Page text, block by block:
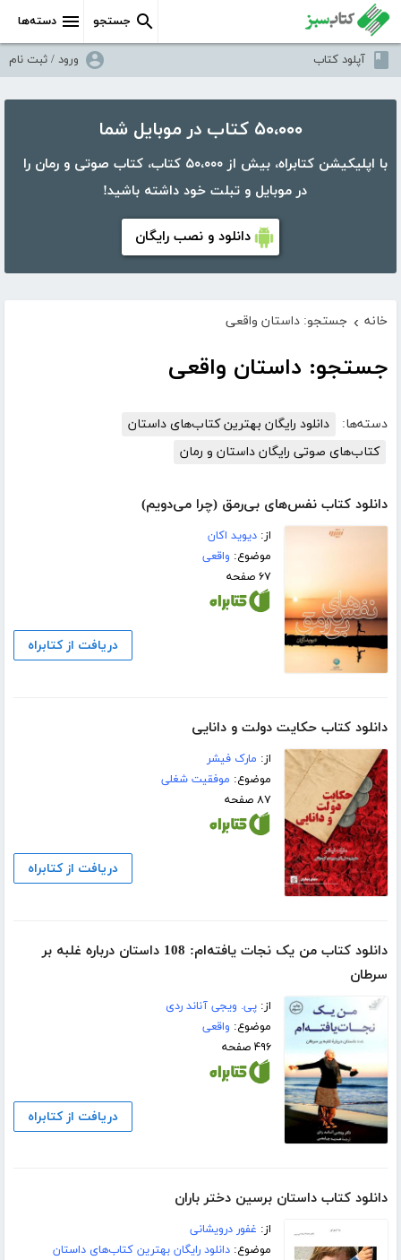
دسته‌ها جستجو
آپلود کتاب ورود / ثبت نام
۵۰،۰۰۰ کتاب در موبایل شما
با اپلیکیشن کتابراه، بیش از ۵۰،۰۰۰ کتاب، کتاب صوتی و رمان را
در موبایل و تبلت خود داشته باشید!
دانلود و نصب رایگان
خانه › جستجو: داستان واقعی
جستجو: داستان واقعی
دسته‌ها:
دانلود رایگان بهترین کتاب‌های داستان
کتاب‌های صوتی رایگان داستان و رمان
دانلود کتاب نفس‌های بی‌رمق (چرا می‌دویم)
از:دیوید اکان
موضوع: واقعی
۶۷ صفحه
دریافت از کتابراه
دانلود کتاب حکایت دولت و دانایی
از: مارک فیشر
موضوع: موفقیت شغلی
۸۷ صفحه
دریافت از کتابراه
دانلود کتاب من یک نجات یافته‌ام: 108 داستان درباره غلبه بر
سرطان
از:پی. ویجی آناند ردی
موضوع: واقعی
۴۹۶ صفحه
دریافت از کتابراه
دانلود کتاب داستان برسین دختر باران
از: غفور درویشانی
موضوع:دانلود رایگان بهترین کتاب‌های داستان